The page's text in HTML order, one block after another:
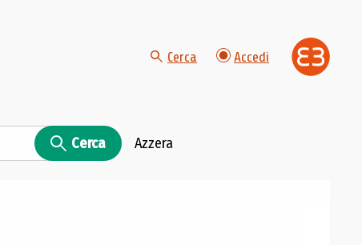
Cerca Accedi
Cerca Azzera